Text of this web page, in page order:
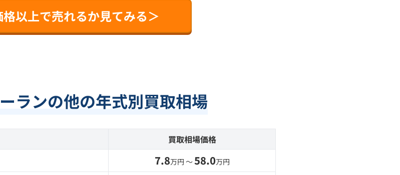
格以上で売れるか見てみる＞
ランの他の年式別買取相場
買取相場価格
7.8万円 〜58.0万円